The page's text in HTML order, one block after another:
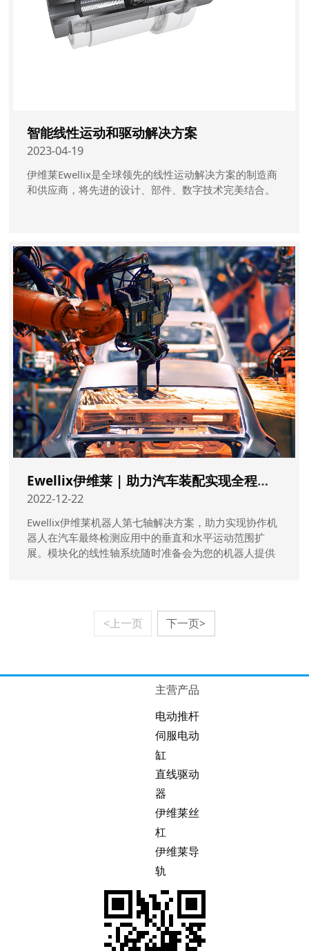
智能线性运动和驱动解决方案
2023-04-19
伊维莱Ewellix是全球领先的线性运动解决方案的制造商
和供应商，将先进的设计、部件、数字技术完美结合。
Ewellix伊维莱 | 助力汽车装配实现全程自动化
2022-12-22
Ewellix伊维莱机器人第七轴解决方案，助力实现协作机
器人在汽车最终检测应用中的垂直和水平运动范围扩
展。模块化的线性轴系统随时准备会为您的机器人提供
<上一页 下一页>
主营产品
电动推杆
伺服电动
缸
直线驱动
器
伊维莱丝
杠
伊维莱导
轨